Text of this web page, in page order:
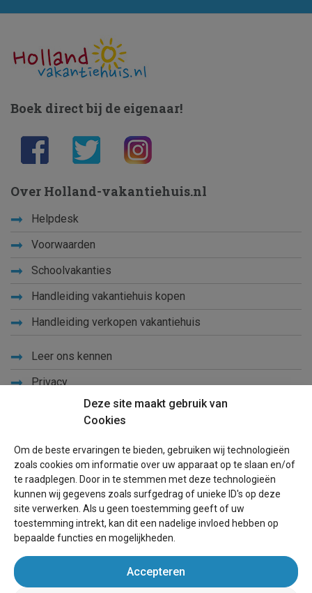
Deze site maakt gebruik van
Cookies
Om de beste ervaringen te bieden, gebruiken wij technologieën
zoals cookies om informatie over uw apparaat op te slaan en/of
te raadplegen. Door in te stemmen met deze technologieën
kunnen wij gegevens zoals surfgedrag of unieke ID's op deze
site verwerken. Als u geen toestemming geeft of uw
toestemming intrekt, kan dit een nadelige invloed hebben op
bepaalde functies en mogelijkheden.
Accepteren
Boek direct bij de eigenaar!
Over Holland-vakantiehuis.nl
Helpdesk
Voorwaarden
Schoolvakanties
Handleiding vakantiehuis kopen
Handleiding verkopen vakantiehuis
Leer ons kennen
Privacy
Blog
Voor eigenaren
Een advertentie plaatsen
Succesvol verhuren vakantiewoning